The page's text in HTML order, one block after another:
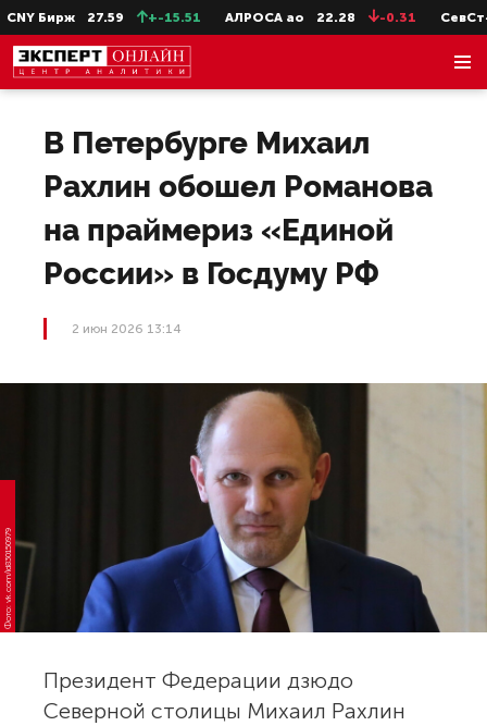
Бирж 27.59 +-15.51 АЛРОСА ао 22.28 -0.31 СевСт-
В Петербурге Михаил
Рахлин обошел Романова
на праймериз «Единой
России» в Госдуму РФ
2 июн 2026 13:14
Фото: vk.com/id830150979
Президент Федерации дзюдо
Северной столицы Михаил Рахлин